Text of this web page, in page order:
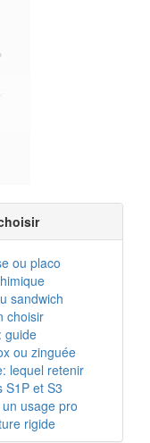
ou placo
sandwich
choisir
guide
ou zinguée
lequel retenir
S1P et S3
usage pro
rigide